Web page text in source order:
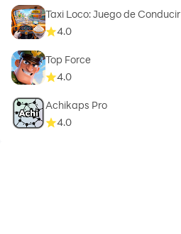
Taxi Loco: Juego de Conducir
4.0
Top Force
4.0
Achikaps Pro
4.0